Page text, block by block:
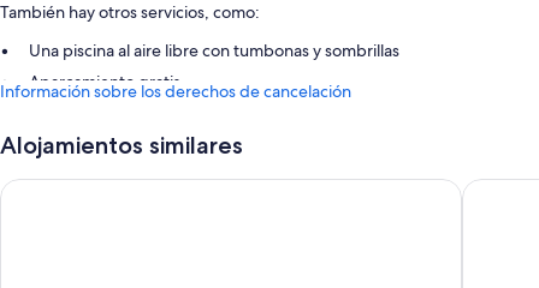
También hay otros servicios, como:
Una piscina al aire libre con tumbonas y sombrillas
Aparcamiento gratis
Un ascensor
Los huéspedes suelen destacar la posibilidad de desplazarse a pie
Información sobre los derechos de cancelación
Alojamientos similares
Maui Beach Hotel Kohea